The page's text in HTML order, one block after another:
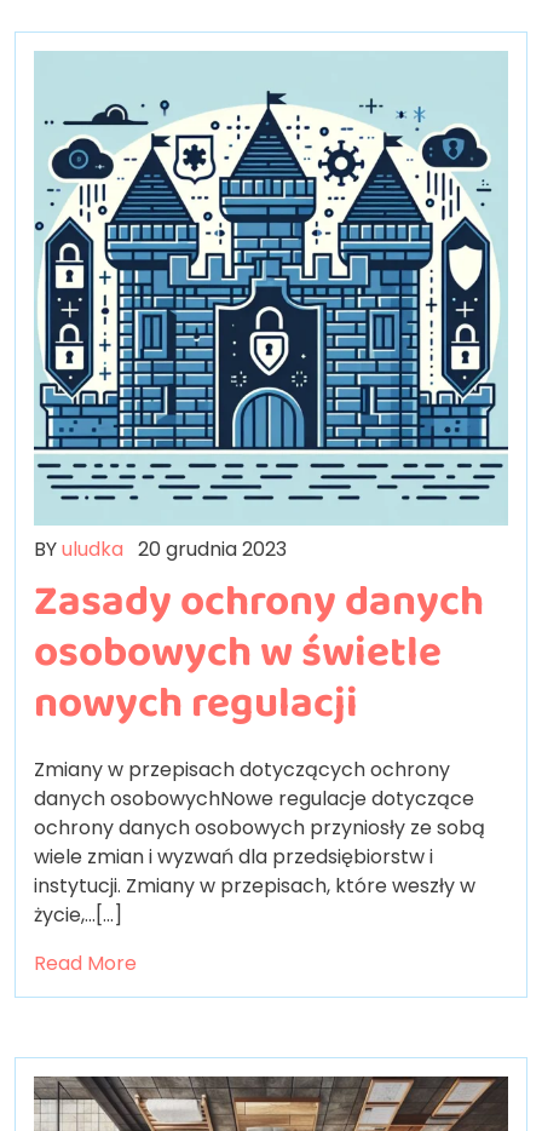
BYuludka 20 grudnia 2023
Zasady ochrony danych
osobowych w świetle
nowych regulacji
Zmiany w przepisach dotyczących ochrony
danych osobowychNowe regulacje dotyczące
ochrony danych osobowych przyniosły ze sobą
wiele zmian i wyzwań dla przedsiębiorstw i
instytucji. Zmiany w przepisach, które weszły w
życie,…[...]
Read More